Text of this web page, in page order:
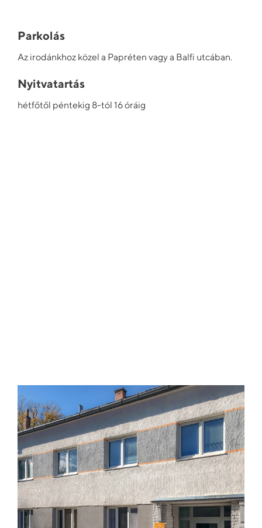
Parkolás
Az irodánkhoz közel a Papréten vagy a Balfi utcában.
Nyitvatartás
hétfőtől péntekig 8-tól 16 óráig